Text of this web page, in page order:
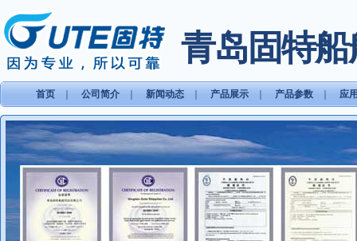
青岛固特
首页 公司简介 新闻动态 产品展示 产品参数 应